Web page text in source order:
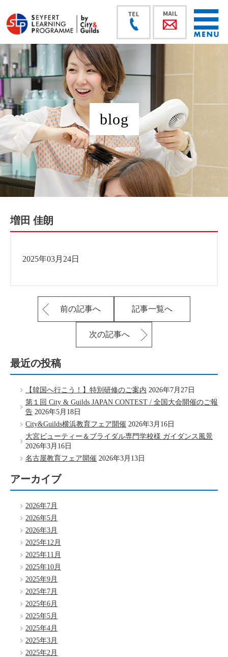
blog
増田 佳朗
2025年03月24日
前の記事へ 記事一覧へ
次の記事へ
最近の投稿
【韓国へ行こう！】特別研修のご案内 2026年7月27日
第１回 City & Guilds JAPAN CONTEST / 全国大会開催のご報
告 2026年5月18日
City&Guilds横浜教育フェア開催 2026年3月16日
大宮ビューティー＆ブライダル専門学校様 ガイダンス風景
2026年3月16日
名古屋教育フェア開催 2026年3月13日
アーカイブ
2026年7月
2026年5月
2026年3月
2025年12月
2025年11月
2025年10月
2025年9月
2025年7月
2025年6月
2025年5月
2025年4月
2025年3月
2025年2月